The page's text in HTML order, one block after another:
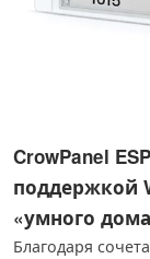
CrowPanel
поддержкой
«умного
Благодаря